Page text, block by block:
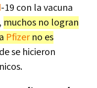
-19 con la vacuna
muchos no logran
Pfizerno es
se hicieron